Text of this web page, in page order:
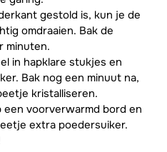
gestold is, kun je de
omdraaien. Bak de
minuten.
in hapklare stukjes en
Bak nog een minuut na,
kristalliseren.
voorverwarmd bord en
extra poedersuiker.